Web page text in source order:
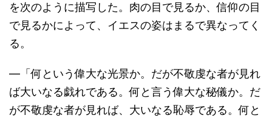
を次のように描写した。肉の目で見るか、信仰の目
で見るかによって、イエスの姿はまるで異なってく
る。
―「何という偉大な光景か。だが不敬虔な者が見れ
ば大いなる戯れである。何と言う偉大な秘儀か。だ
が不敬虔な者が見れば、大いなる恥辱である。何と